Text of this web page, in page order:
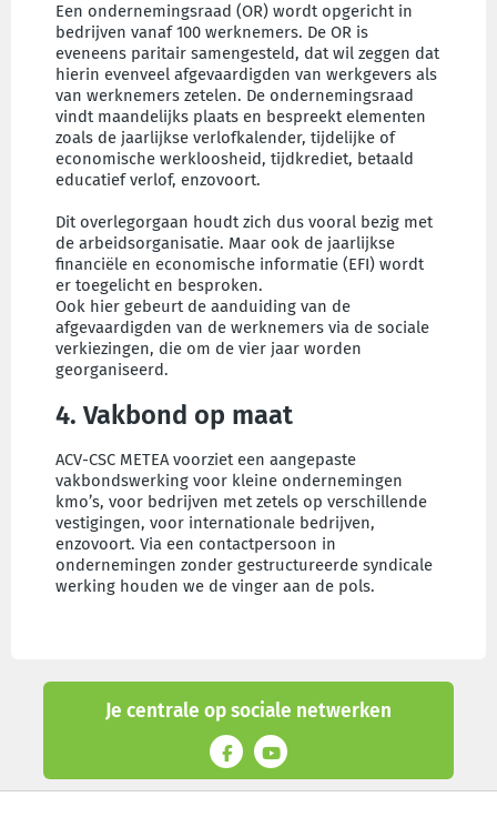
Je centrale op sociale netwerken
Een ondernemingsraad (OR) wordt opgericht in
bedrijven vanaf 100 werknemers. De OR is
eveneens paritair samengesteld, dat wil zeggen dat
hierin evenveel afgevaardigden van werkgevers als
van werknemers zetelen. De ondernemingsraad
vindt maandelijks plaats en bespreekt elementen
zoals de jaarlijkse verlofkalender, tijdelijke of
economische werkloosheid, tijdkrediet, betaald
educatief verlof, enzovoort.
Dit overlegorgaan houdt zich dus vooral bezig met
de arbeidsorganisatie. Maar ook de jaarlijkse
financiële en economische informatie (EFI) wordt
er toegelicht en besproken.
Ook hier gebeurt de aanduiding van de
afgevaardigden van de werknemers via de sociale
verkiezingen, die om de vier jaar worden
georganiseerd.
4. Vakbond op maat
ACV-CSC METEA voorziet een aangepaste
vakbondswerking voor kleine ondernemingen
kmo’s, voor bedrijven met zetels op verschillende
vestigingen, voor internationale bedrijven,
enzovoort. Via een contactpersoon in
ondernemingen zonder gestructureerde syndicale
werking houden we de vinger aan de pols.